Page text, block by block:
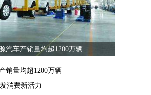
汽车产销量均超1200万辆
销量均超1200万辆
消费新活力